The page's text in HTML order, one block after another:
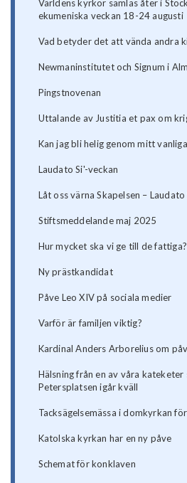
Världens kyrkor samlas åter i
ekumeniska veckan 18-24 augusti
Vad betyder det att vända andra
Newmaninstitutet och Signum i
Pingstnovenan
Uttalande av Justitia et pax om
Kan jag bli helig genom mitt
Laudato Si'-veckan
Låt oss värna Skapelsen – Laudato
Stiftsmeddelande maj 2025
Hur mycket ska vi ge till de fattiga?
Ny prästkandidat
Påve Leo XIV på sociala medier
Varför är familjen viktig?
Kardinal Anders Arborelius om
Hälsning från en av våra kateketer
Petersplatsen igår kväll
Tacksägelsemässa i domkyrkan
Katolska kyrkan har en ny påve
Schemat för konklaven